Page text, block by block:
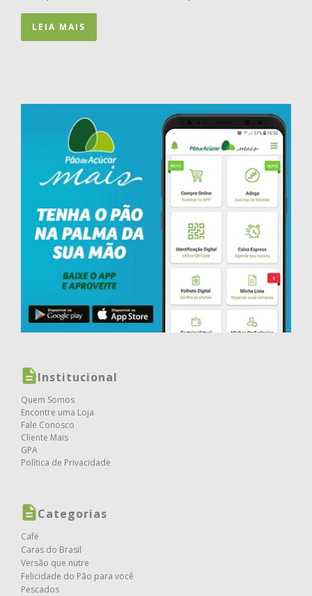
LEIA MAIS
Institucional
Quem Somos
Encontre uma Loja
Fale Conosco
Cliente Mais
GPA
Política de Privacidade
Categorias
Café
Caras do Brasil
Versão que nutre
Felicidade do Pão para você
Pescados